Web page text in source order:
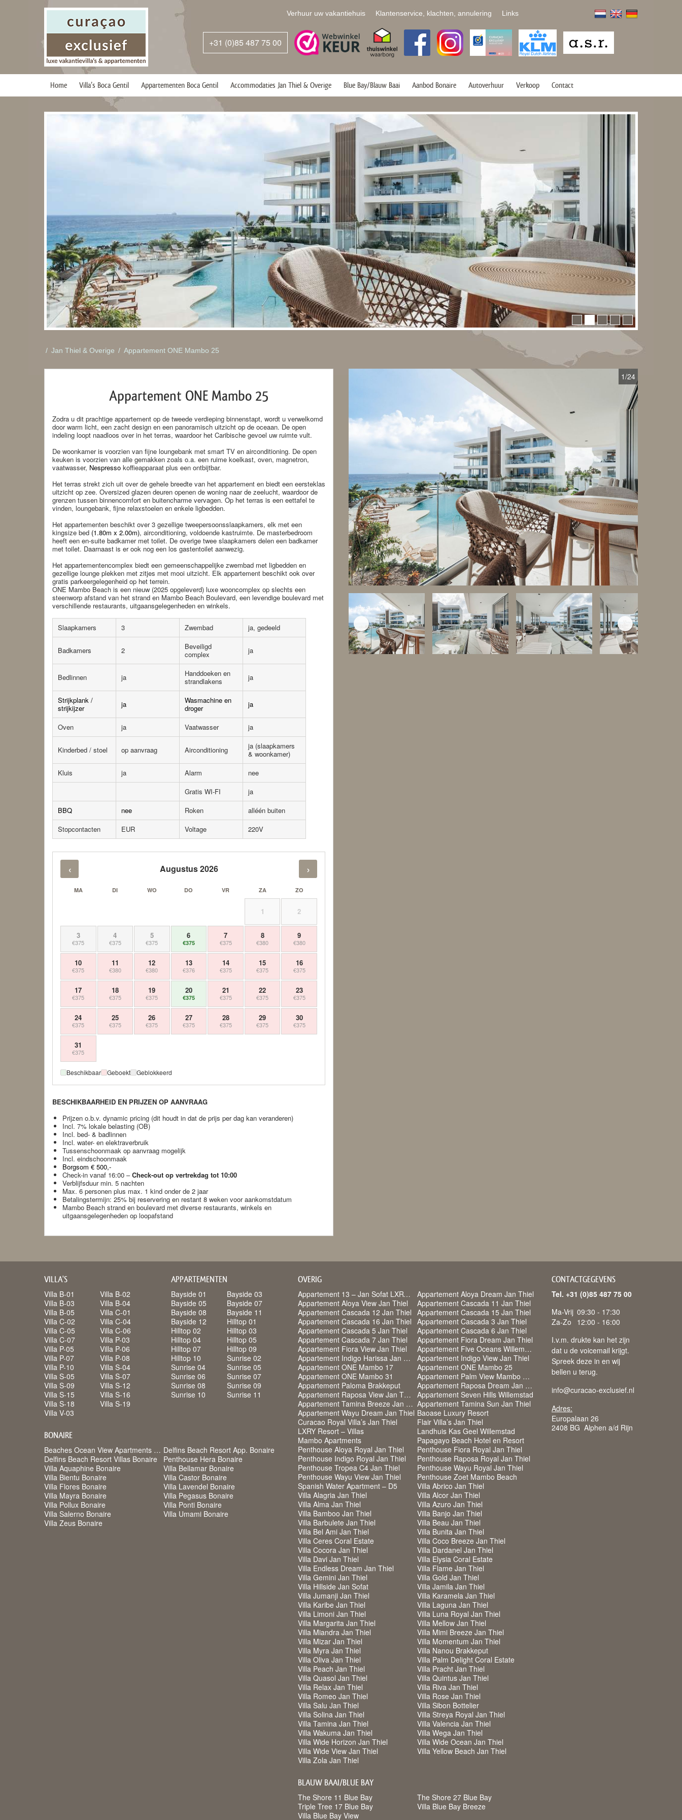
Verhuur uw vakantiehuis Klantenservice, klachten, annulering Links
+31 (0)85 487 75 00
Home Villa’s Boca Gentil Appartementen Boca Gentil Accommodaties Jan Thiel & Overige Blue Bay/Blauw Baai Aanbod Bonaire Autoverhuur Verkoop Contact
/ Jan Thiel & Overige / Appartement ONE Mambo 25
Appartement ONE Mambo 25
Zodra u dit prachtige appartement op de tweede verdieping binnenstapt, wordt u verwelkomd
door warm licht, een zacht design en een panoramisch uitzicht op de oceaan. De open
indeling loopt naadloos over in het terras, waardoor het Caribische gevoel uw ruimte vult.
De woonkamer is voorzien van fijne loungebank met smart TV en airconditioning. De open
keuken is voorzien van alle gemakken zoals o.a. een ruime koelkast, oven, magnetron,
vaatwasser, Nespresso koffieapparaat plus een ontbijtbar.
Het terras strekt zich uit over de gehele breedte van het appartement en biedt een eersteklas
uitzicht op zee. Oversized glazen deuren openen de woning naar de zeelucht, waardoor de
grenzen tussen binnencomfort en buitencharme vervagen. Op het terras is een eettafel te
vinden, loungebank, fijne relaxstoelen en enkele ligbedden.
Het appartementen beschikt over 3 gezellige tweepersoonsslaapkamers, elk met een
kingsize bed (1.80m x 2.00m), airconditioning, voldoende kastruimte. De masterbedroom
heeft een en-suite badkamer met toilet. De overige twee slaapkamers delen een badkamer
met toilet. Daarnaast is er ook nog een los gastentoilet aanwezig.
Het appartementencomplex biedt een gemeenschappelijke zwembad met ligbedden en
gezellige lounge plekken met zitjes met mooi uitzicht. Elk appartement beschikt ook over
gratis parkeergelegenheid op het terrein.
ONE Mambo Beach is een nieuw (2025 opgeleverd) luxe wooncomplex op slechts een
steenworp afstand van het strand en Mambo Beach Boulevard, een levendige boulevard met
verschillende restaurants, uitgaansgelegenheden en winkels.
Slaapkamers 3 Zwembad ja, gedeeld
Badkamers 2
Beveiligd
complex
ja
Bedlinnen ja
Handdoeken en
strandlakens
ja
Strijkplank /
strijkijzer
ja
Wasmachine en
droger
ja
Oven ja Vaatwasser ja
Kinderbed / stoel op aanvraag Airconditioning
ja (slaapkamers
& woonkamer)
Kluis
ja Alarm
nee
Gratis WI-FI
ja
BBQ
nee Roken
alléén buiten
Stopcontacten
EUR Voltage 220V
‹ Augustus 2026 ›
MA DI WO DO VR ZA ZO
1 2
3
€375
4
€375
5
€375
6
€375
7
€375
8
€380
9
€380
10
€375
11
€380
12
€380
13
€376
14
€375
15
€375
16
€375
17
€375
18
€375
19
€375
20
€375
21
€375
22
€375
23
€375
24
€375
25
€375
26
€375
27
€375
28
€375
29
€375
30
€375
31
€375
Beschikbaar Geboekt Geblokkeerd
BESCHIKBAARHEID EN PRIJZEN OP AANVRAAG
Prijzen o.b.v. dynamic pricing (dit houdt in dat de prijs per dag kan veranderen)
Incl. 7% lokale belasting (OB)
Incl. bed- & badlinnen
Incl. water- en elektraverbruik
Tussenschoonmaak op aanvraag mogelijk
Incl. eindschoonmaak
Borgsom € 500,-
Check-in vanaf 16:00 –Check-out op vertrekdag tot 10:00
Verblijfsduur min. 5 nachten
Max. 6 personen plus max. 1 kind onder de 2 jaar
Betalingstermijn: 25% bij reservering en restant 8 weken voor aankomstdatum
Mambo Beach strand en boulevard met diverse restaurants, winkels en
uitgaansgelegenheden op loopafstand
1/24
VILLA'S
Villa B-01
Villa B-02
Villa B-03
Villa B-04
Villa B-05
Villa C-01
Villa C-02
Villa C-04
Villa C-05
Villa C-06
Villa C-07
Villa P-03
Villa P-05
Villa P-06
Villa P-07
Villa P-08
Villa P-10
Villa S-04
Villa S-05
Villa S-07
Villa S-09
Villa S-12
Villa S-15
Villa S-16
Villa S-18
Villa S-19
Villa V-03
APPARTEMENTEN
Bayside 01
Bayside 03
Bayside 05
Bayside 07
Bayside 08
Bayside 11
Bayside 12
Hilltop 01
Hilltop 02
Hilltop 03
Hilltop 04
Hilltop 05
Hilltop 07
Hilltop 09
Hilltop 10
Sunrise 02
Sunrise 04
Sunrise 05
Sunrise 06
Sunrise 07
Sunrise 08
Sunrise 09
Sunrise 10
Sunrise 11
BONAIRE
Beaches Ocean View Apartments Bonaire Delfins Beach Resort App. Bonaire
Delfins Beach Resort Villas Bonaire
Penthouse Hera Bonaire
Villa Aquaphine Bonaire
Villa Bellamar Bonaire
Villa Bientu Bonaire
Villa Castor Bonaire
Villa Flores Bonaire
Villa Lavendel Bonaire
Villa Mayra Bonaire
Villa Pegasus Bonaire
Villa Pollux Bonaire
Villa Ponti Bonaire
Villa Salerno Bonaire
Villa Umami Bonaire
Villa Zeus Bonaire
OVERIG
Appartement 13 – Jan Sofat LXRY Resort
Appartement Aloya Dream Jan Thiel
Appartement Aloya View Jan Thiel
Appartement Cascada 11 Jan Thiel
Appartement Cascada 12 Jan Thiel Appartement Cascada 15 Jan Thiel
Appartement Cascada 16 Jan Thiel Appartement Cascada 3 Jan Thiel
Appartement Cascada 5 Jan Thiel
Appartement Cascada 6 Jan Thiel
Appartement Cascada 7 Jan Thiel
Appartement Fiora Dream Jan Thiel
Appartement Fiora View Jan Thiel
Appartement Five Oceans Willemstad
Appartement Indigo Harissa Jan Thiel
Appartement Indigo View Jan Thiel
Appartement ONE Mambo 17
Appartement ONE Mambo 25
Appartement ONE Mambo 31
Appartement Palm View Mambo Beach
Appartement Paloma Brakkeput
Appartement Raposa Dream Jan Thiel
Appartement Raposa View Jan Thiel
Appartement Seven Hills Willemstad
Appartement Tamina Breeze Jan Thiel Appartement Tamina Sun Jan Thiel
Appartement Wayu Dream Jan Thiel Baoase Luxury Resort
Curacao Royal Villa’s Jan Thiel
Flair Villa’s Jan Thiel
LXRY Resort – Villas
Landhuis Kas Geel Willemstad
Mambo Apartments
Papagayo Beach Hotel en Resort
Penthouse Aloya Royal Jan Thiel
Penthouse Fiora Royal Jan Thiel
Penthouse Indigo Royal Jan Thiel
Penthouse Raposa Royal Jan Thiel
Penthouse Tropea C4 Jan Thiel
Penthouse Wayu Royal Jan Thiel
Penthouse Wayu View Jan Thiel
Penthouse Zoet Mambo Beach
Spanish Water Apartment – D5
Villa Abrico Jan Thiel
Villa Alagria Jan Thiel
Villa Alcor Jan Thiel
Villa Alma Jan Thiel
Villa Azuro Jan Thiel
Villa Bamboo Jan Thiel
Villa Banjo Jan Thiel
Villa Barbulete Jan Thiel
Villa Beau Jan Thiel
Villa Bel Ami Jan Thiel
Villa Bunita Jan Thiel
Villa Ceres Coral Estate
Villa Coco Breeze Jan Thiel
Villa Cocora Jan Thiel
Villa Dardanel Jan Thiel
Villa Davi Jan Thiel
Villa Elysia Coral Estate
Villa Endless Dream Jan Thiel
Villa Flame Jan Thiel
Villa Gemini Jan Thiel
Villa Gold Jan Thiel
Villa Hillside Jan Sofat
Villa Jamila Jan Thiel
Villa Jumanji Jan Thiel
Villa Karamela Jan Thiel
Villa Karibe Jan Thiel
Villa Laguna Jan Thiel
Villa Limoni Jan Thiel
Villa Luna Royal Jan Thiel
Villa Margarita Jan Thiel
Villa Mellow Jan Thiel
Villa Miandra Jan Thiel
Villa Mimi Breeze Jan Thiel
Villa Mizar Jan Thiel
Villa Momentum Jan Thiel
Villa Myra Jan Thiel
Villa Nanou Brakkeput
Villa Oliva Jan Thiel
Villa Palm Delight Coral Estate
Villa Peach Jan Thiel
Villa Pracht Jan Thiel
Villa Quasol Jan Thiel
Villa Quintus Jan Thiel
Villa Relax Jan Thiel
Villa Riva Jan Thiel
Villa Romeo Jan Thiel
Villa Rose Jan Thiel
Villa Salu Jan Thiel
Villa Sibon Bottelier
Villa Solina Jan Thiel
Villa Streya Royal Jan Thiel
Villa Tamina Jan Thiel
Villa Valencia Jan Thiel
Villa Wakuma Jan Thiel
Villa Wega Jan Thiel
Villa Wide Horizon Jan Thiel
Villa Wide Ocean Jan Thiel
Villa Wide View Jan Thiel
Villa Yellow Beach Jan Thiel
Villa Zola Jan Thiel
BLAUW BAAI/BLUE BAY
The Shore 11 Blue Bay
The Shore 27 Blue Bay
Triple Tree 17 Blue Bay
Villa Blue Bay Breeze
Villa Blue Bay View
CONTACTGEGEVENS
Tel. +31 (0)85 487 75 00
Ma-Vrij 09:30 - 17:30
Za-Zo
12:00 - 16:00
I.v.m. drukte kan het zijn
dat u de voicemail krijgt.
Spreek deze in en wij
bellen u terug.
info@curacao-exclusief.nl
Adres:
Europalaan 26
2408 BG Alphen a/d Rijn